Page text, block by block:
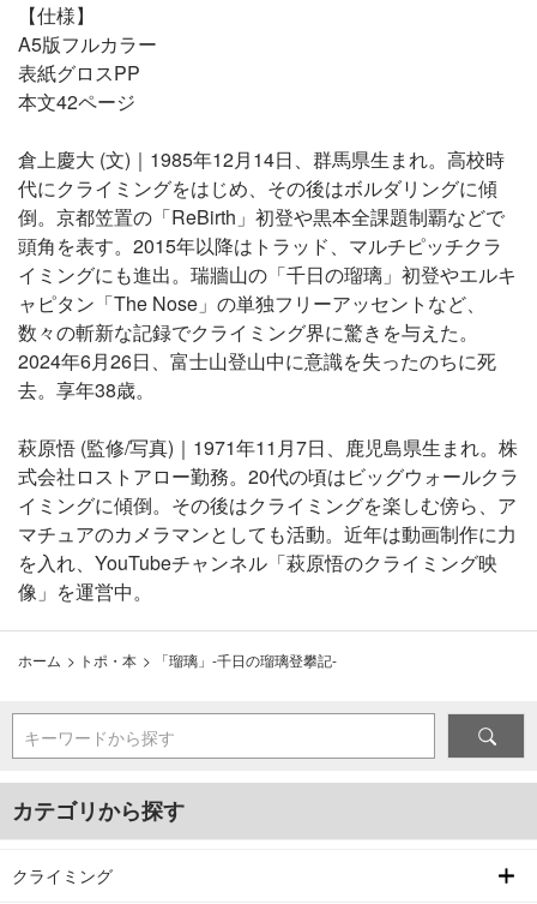
【仕様】
A5版フルカラー
表紙グロスPP
本文42ページ
倉上慶大 (文)｜1985年12月14日、群馬県生まれ。高校時
代にクライミングをはじめ、その後はボルダリングに傾
倒。京都笠置の「ReBirth」初登や黒本全課題制覇などで
頭角を表す。2015年以降はトラッド、マルチピッチクラ
イミングにも進出。瑞牆山の「千日の瑠璃」初登やエルキ
ャピタン「The Nose」の単独フリーアッセントなど、
数々の斬新な記録でクライミング界に驚きを与えた。
2024年6月26日、富士山登山中に意識を失ったのちに死
去。享年38歳。
萩原悟 (監修/写真)｜1971年11月7日、鹿児島県生まれ。株
式会社ロストアロー勤務。20代の頃はビッグウォールクラ
イミングに傾倒。その後はクライミングを楽しむ傍ら、ア
マチュアのカメラマンとしても活動。近年は動画制作に力
を入れ、YouTubeチャンネル「萩原悟のクライミング映
像」を運営中。
ホーム > トポ・本 > 「瑠璃」-千日の瑠璃登攀記-
キーワードから探す
カテゴリから探す
クライミング